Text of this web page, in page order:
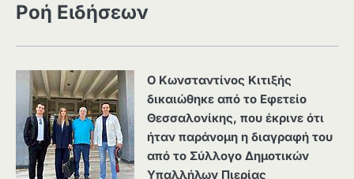
Ροή Ειδήσεων
Ο Κωνσταντίνος Κιτιξής
δικαιώθηκε από το Εφετείο
Θεσσαλονίκης, που έκρινε ότι
ήταν παράνομη η διαγραφή του
από το Σύλλογο Δημοτικών
Υπαλλήλων Πιερίας